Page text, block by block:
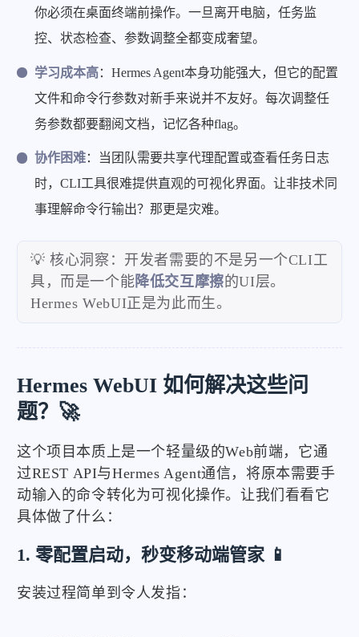
你必须在桌面终端前操作。一旦离开电脑，任务监
控、状态检查、参数调整全都变成奢望。
学习成本高：Hermes Agent本身功能强大，但它的配置
文件和命令行参数对新手来说并不友好。每次调整任
务参数都要翻阅文档，记忆各种flag。
协作困难：当团队需要共享代理配置或查看任务日志
时，CLI工具很难提供直观的可视化界面。让非技术同
事理解命令行输出？那更是灾难。
💡 核心洞察：开发者需要的不是另一个CLI工
具，而是一个能降低交互摩擦的UI层。
Hermes WebUI正是为此而生。
Hermes WebUI 如何解决这些问
题？🚀
这个项目本质上是一个轻量级的Web前端，它通
过REST API与Hermes Agent通信，将原本需要手
动输入的命令转化为可视化操作。让我们看看它
具体做了什么：
1. 零配置启动，秒变移动端管家 📱
安装过程简单到令人发指：